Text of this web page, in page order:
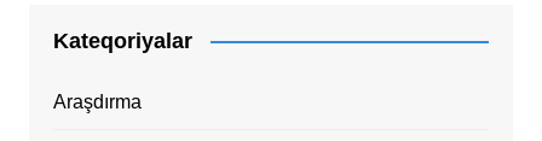
Kateqoriyalar
Araşdırma